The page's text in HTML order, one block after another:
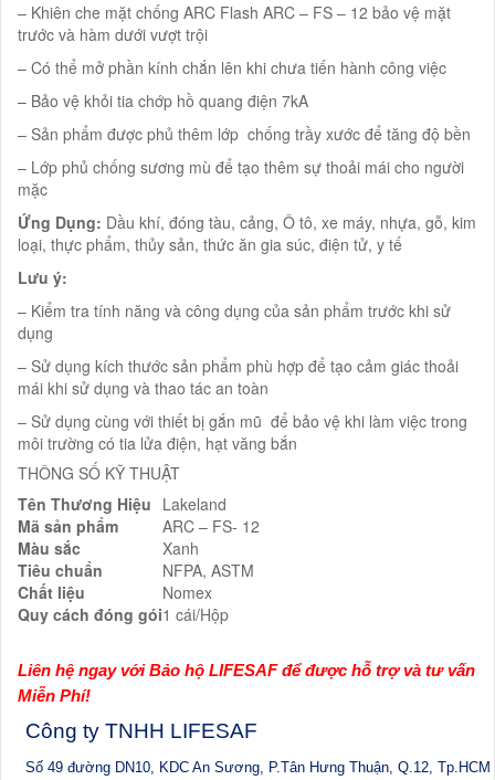
– Khiên che mặt chống ARC Flash ARC – FS – 12 bảo vệ mặt
trước và hàm dưới vượt trội
– Có thể mở phần kính chắn lên khi chưa tiến hành công việc
– Bảo vệ khỏi tia chớp hồ quang điện 7kA
– Sản phẩm được phủ thêm lớp chống trầy xước để tăng độ bền
– Lớp phủ chống sương mù để tạo thêm sự thoải mái cho người
mặc
Ứng Dụng: Dầu khí, đóng tàu, cảng, Ô tô, xe máy, nhựa, gỗ, kim
loại, thực phẩm, thủy sản, thức ăn gia súc, điện tử, y tế
Lưu ý:
– Kiểm tra tính năng và công dụng của sản phẩm trước khi sử
dụng
– Sử dụng kích thước sản phẩm phù hợp để tạo cảm giác thoải
mái khi sử dụng và thao tác an toàn
– Sử dụng cùng với thiết bị gắn mũ để bảo vệ khi làm việc trong
môi trường có tia lửa điện, hạt văng bắn
THÔNG SỐ KỸ THUẬT
Tên Thương Hiệu Lakeland
Mã sản phẩm
ARC – FS- 12
Màu sắc
Xanh
Tiêu chuẩn
NFPA, ASTM
Chất liệu
Nomex
Quy cách đóng gói1 cái/Hộp
Liên hệ ngay với Bảo hộ LIFESAF để được hỗ trợ và tư vấn
Miễn Phí!
Công ty TNHH LIFESAF
Số 49 đường DN10, KDC An Sương, P.Tân Hưng Thuận, Q.12, Tp.HCM